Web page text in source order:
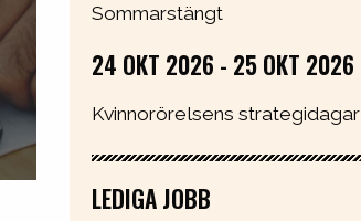
Sommarstängt
24 OKT 2026 - 25 OKT 2026
Kvinnorörelsens strategidagar
LEDIGA JOBB